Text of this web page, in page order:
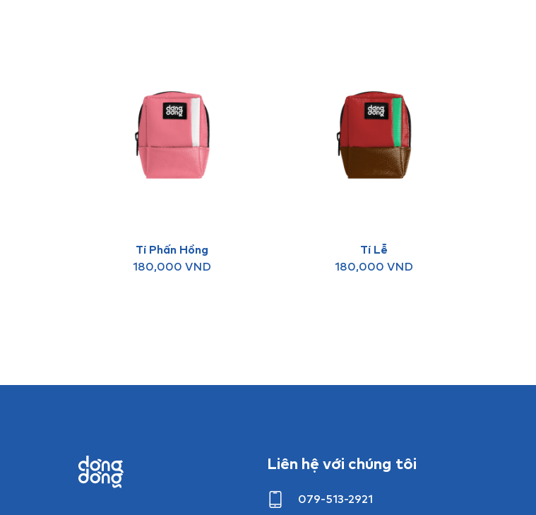
Tí Phấn Hồng
180,000VND
Tí Lễ
180,000 VND
Liên hệ với chúng tôi
079-513-2921